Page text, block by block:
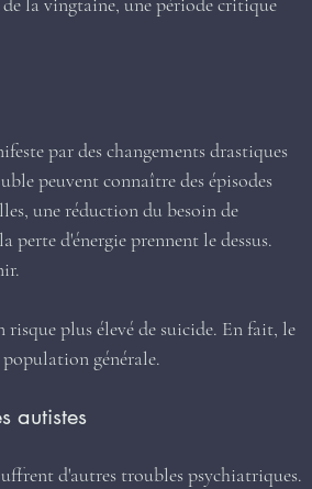
par des changements drastiques
peuvent connaître des épisodes
une réduction du besoin de
perte d'énergie prennent le dessus.
risque plus élevé de suicide. En fait, le
population générale.
autistes
d'autres troubles psychiatriques.